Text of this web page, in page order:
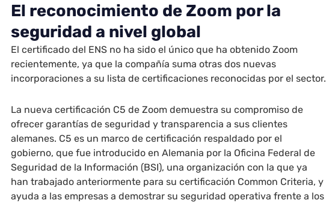
El reconocimiento de Zoom por la
seguridad a nivel global
El certificado del ENS no ha sido el único que ha obtenido Zoom
recientemente, ya que la compañía suma otras dos nuevas
incorporaciones a su lista de certificaciones reconocidas por el sector.
La nueva certificación C5 de Zoom demuestra su compromiso de
ofrecer garantías de seguridad y transparencia a sus clientes
alemanes. C5 es un marco de certificación respaldado por el
gobierno, que fue introducido en Alemania por la Oficina Federal de
Seguridad de la Información (BSI), una organización con la que ya
han trabajado anteriormente para su certificación Common Criteria, y
ayuda a las empresas a demostrar su seguridad operativa frente a los